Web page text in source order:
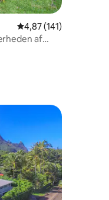
5 omtaler
4,87 ud af 5 i
4,87 (141)
af